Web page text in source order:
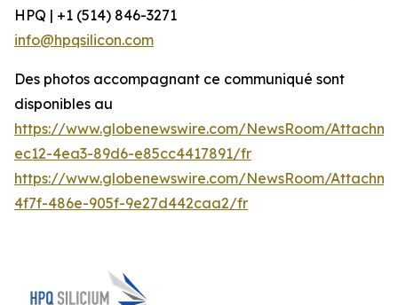
HPQ | +1 (514) 846-3271
info@hpqsilicon.com
Des photos accompagnant ce communiqué sont
disponibles au
https://www.globenewswire.com/NewsRoom/
ec12-4ea3-89d6-e85cc4417891/fr
https://www.globenewswire.com/NewsRoom/
4f7f-486e-905f-9e27d442caa2/fr